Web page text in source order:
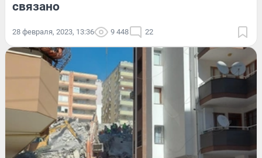
связано
28 февраля, 2023, 13:36 9 448 22